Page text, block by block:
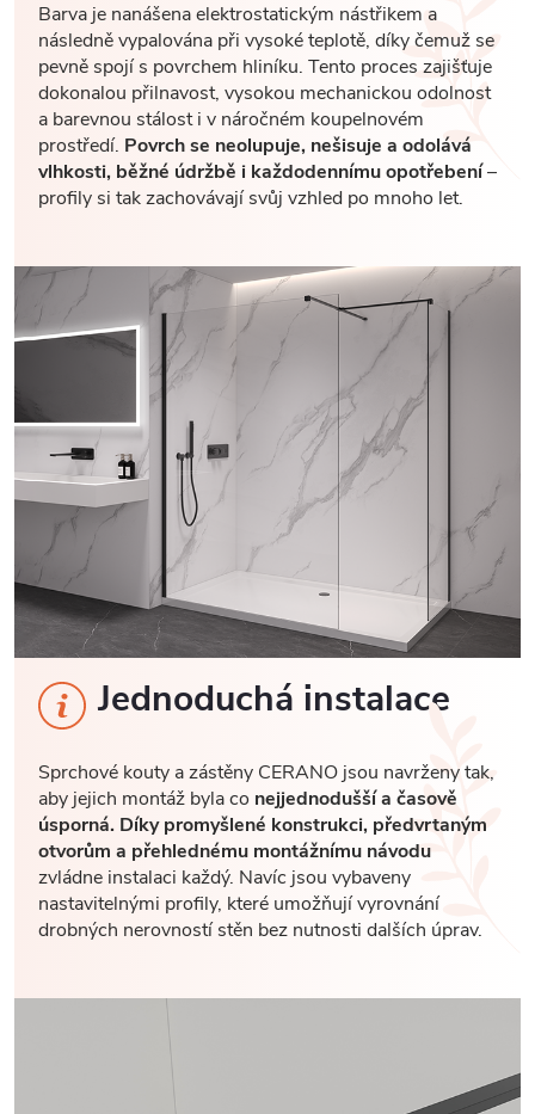
Barva je nanášena elektrostatickým nástřikem a
následně vypalována při vysoké teplotě, díky čemuž se
pevně spojí s povrchem hliníku. Tento proces zajišťuje
dokonalou přilnavost, vysokou mechanickou odolnost
a barevnou stálost i v náročném koupelnovém
prostředí. Povrch se neolupuje, nešisuje a odolává
vlhkosti, běžné údržbě i každodennímu opotřebení–
profily si tak zachovávají svůj vzhled po mnoho let.
Jednoduchá instalace
Sprchové kouty a zástěny CERANO jsou navrženy tak,
aby jejich montáž byla co nejjednodušší a časově
úsporná. Díky promyšlené konstrukci, předvrtaným
otvorům a přehlednému montážnímu návodu
zvládne instalaci každý. Navíc jsou vybaveny
nastavitelnými profily, které umožňují vyrovnání
drobných nerovností stěn bez nutnosti dalších úprav.